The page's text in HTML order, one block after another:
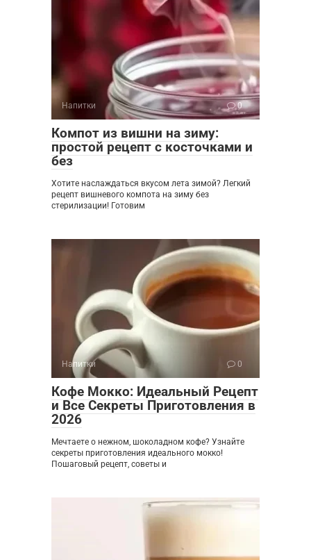
Напитки 0
Компот из вишни на зиму:
простой рецепт с косточками и
без
Хотите наслаждаться вкусом лета зимой? Легкий
рецепт вишневого компота на зиму без
стерилизации! Готовим
Напитки 0
Кофе Мокко: Идеальный Рецепт
и Все Секреты Приготовления в
2026
Мечтаете о нежном, шоколадном кофе? Узнайте
секреты приготовления идеального мокко!
Пошаговый рецепт, советы и